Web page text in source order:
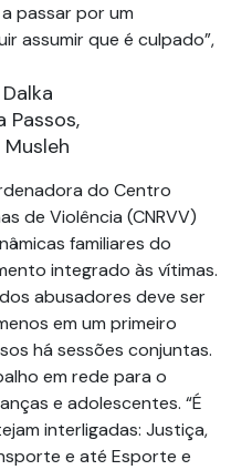
passar por um
assumir que é culpado”,
Passos,
do Centro
de Violência (CNRVV)
familiares do
integrado às vítimas.
abusadores deve ser
em um primeiro
há sessões conjuntas.
em rede para o
e adolescentes. “É
interligadas: Justiça,
e até Esporte e